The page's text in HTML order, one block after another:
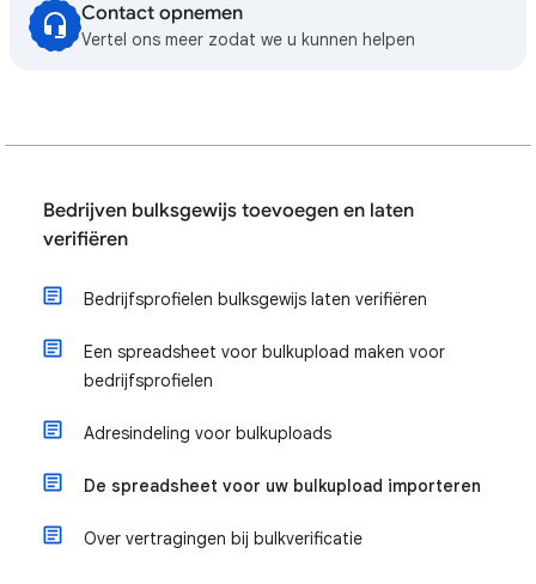
Contact opnemen
Vertel ons meer zodat we u kunnen helpen
Bedrijven bulksgewijs toevoegen en laten
verifiëren
Bedrijfsprofielen bulksgewijs laten verifiëren
Een spreadsheet voor bulkupload maken voor
bedrijfsprofielen
Adresindeling voor bulkuploads
De spreadsheet voor uw bulkupload importeren
Over vertragingen bij bulkverificatie